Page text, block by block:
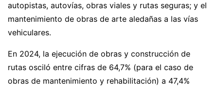
autopistas, autovías, obras viales y rutas seguras; y el
mantenimiento de obras de arte aledañas a las vías
vehiculares.
En 2024, la ejecución de obras y construcción de
rutas osciló entre cifras de 64,7% (para el caso de
obras de mantenimiento y rehabilitación) a 47,4%